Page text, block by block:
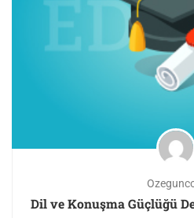
Dil ve Konuşma Güçlüğü